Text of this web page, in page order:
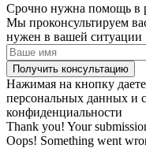
Срочно нужна помощь в
Мы проконсультируем
нужен в вашей ситуации
Нажимая на кнопку
персональных данных и
конфиденциальности
Thank you! Your
Oops! Something went